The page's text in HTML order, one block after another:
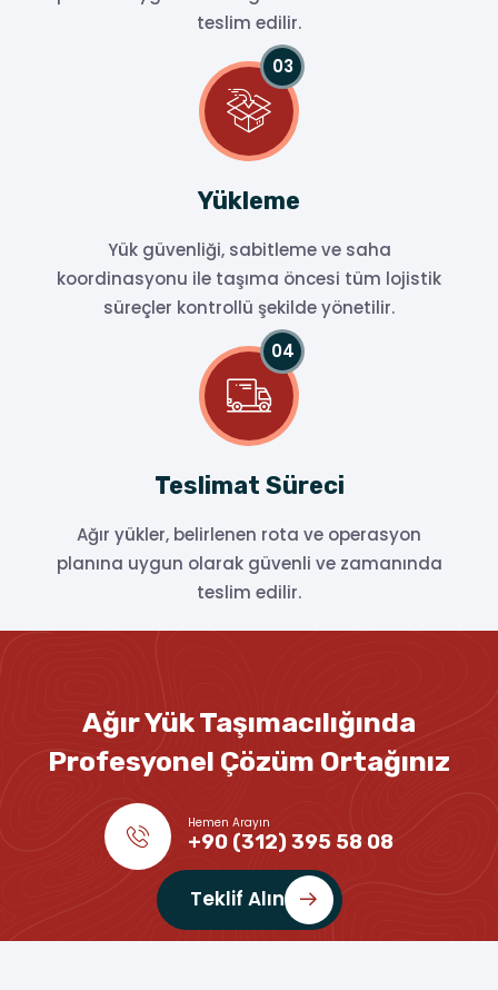
teslim edilir.
Yükleme
Yük güvenliği, sabitleme ve saha
koordinasyonu ile taşıma öncesi tüm lojistik
süreçler kontrollü şekilde yönetilir.
Teslimat Süreci
Ağır yükler, belirlenen rota ve operasyon
planına uygun olarak güvenli ve zamanında
teslim edilir.
Ağır Yük Taşımacılığında
Profesyonel Çözüm Ortağınız
Hemen Arayın
+90 (312) 395 58 08
Teklif Alın